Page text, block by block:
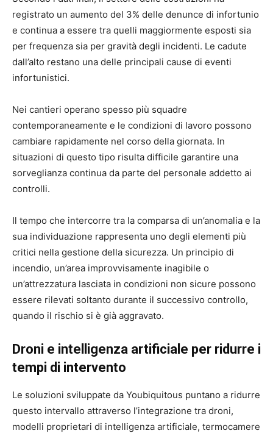
registrato un aumento del 3% delle denunce di infortunio
e continua a essere tra quelli maggiormente esposti sia
per frequenza sia per gravità degli incidenti. Le cadute
dall’alto restano una delle principali cause di eventi
infortunistici.
Nei cantieri operano spesso più squadre
contemporaneamente e le condizioni di lavoro possono
cambiare rapidamente nel corso della giornata. In
situazioni di questo tipo risulta difficile garantire una
sorveglianza continua da parte del personale addetto ai
controlli.
Il tempo che intercorre tra la comparsa di un’anomalia e la
sua individuazione rappresenta uno degli elementi più
critici nella gestione della sicurezza. Un principio di
incendio, un’area improvvisamente inagibile o
un’attrezzatura lasciata in condizioni non sicure possono
essere rilevati soltanto durante il successivo controllo,
quando il rischio si è già aggravato.
Droni e intelligenza artificiale per ridurre i
tempi di intervento
Le soluzioni sviluppate da Youbiquitous puntano a ridurre
questo intervallo attraverso l’integrazione tra droni,
modelli proprietari di intelligenza artificiale, termocamere